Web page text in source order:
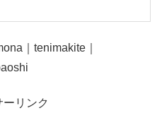
｜tenimakite｜
ーリンク